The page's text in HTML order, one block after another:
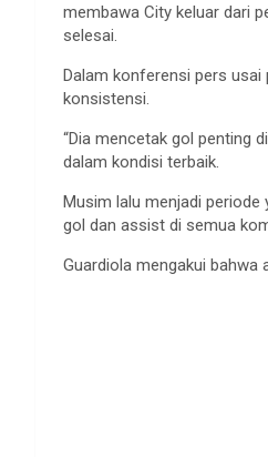
membawa City keluar dari
selesai.
Dalam konferensi pers usai
konsistensi.
“Dia mencetak gol penting
dalam kondisi terbaik.
Musim lalu menjadi periode
gol dan assist di semua
Guardiola mengakui bahwa